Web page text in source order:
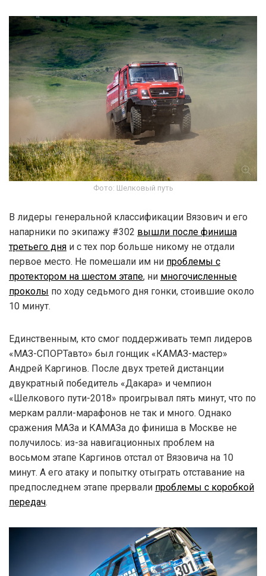
Фото: Шелковый путь
В лидеры генеральной классификации Вязович и его
напарники по экипажу #302 вышли после финиша
третьего дня и с тех пор больше никому не отдали
первое место. Не помешали им ни проблемы с
протектором на шестом этапе, ни многочисленные
проколы по ходу седьмого дня гонки, стоившие около
10 минут.
Единственным, кто смог поддерживать темп лидеров
«МАЗ-СПОРТавто» был гонщик «КАМАЗ-мастер»
Андрей Каргинов. После двух третей дистанции
двукратный победитель «Дакара» и чемпион
«Шелкового пути-2018» проигрывал пять минут, что по
меркам ралли-марафонов не так и много. Однако
сражения МАЗа и КАМАЗа до финиша в Москве не
получилось: из-за навигационных проблем на
восьмом этапе Каргинов отстал от Вязовича на 10
минут. А его атаку и попытку отыграть отставание на
предпоследнем этапе прервали проблемы с коробкой
передач.